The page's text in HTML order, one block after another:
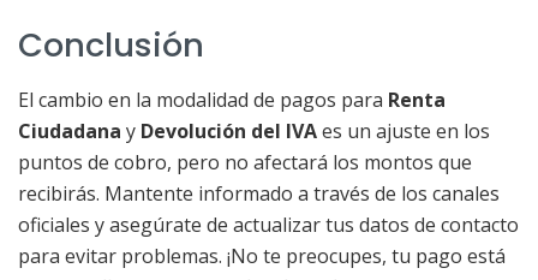
Conclusión
El cambio en la modalidad de pagos para Renta
Ciudadana y Devolución del IVAes un ajuste en los
puntos de cobro, pero no afectará los montos que
recibirás. Mantente informado a través de los canales
oficiales y asegúrate de actualizar tus datos de contacto
para evitar problemas. ¡No te preocupes, tu pago está